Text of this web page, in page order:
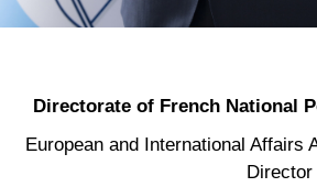
Directorate of French National
European and International Affairs